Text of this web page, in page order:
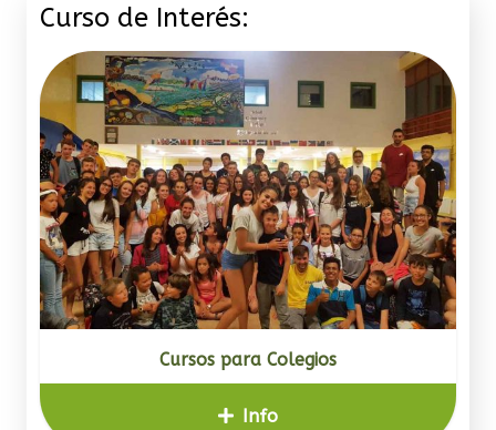
Curso de Interés:
Cursos para Colegios
Info